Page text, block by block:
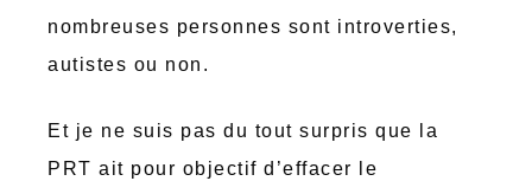
nombreuses personnes sont introverties,
autistes ou non.
Et je ne suis pas du tout surpris que la
PRT ait pour objectif d’effacer le